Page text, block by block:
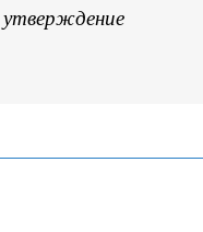
утверждение